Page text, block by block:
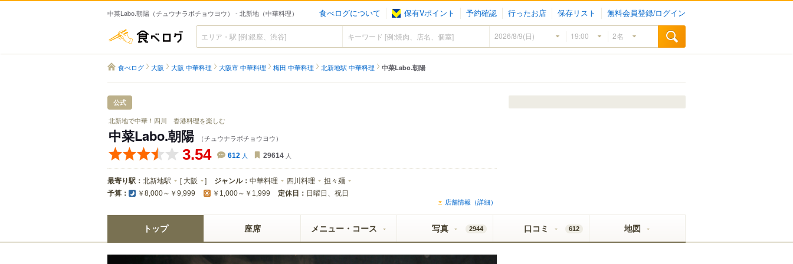
中菜Labo.朝陽（チュウナラボチョウヨウ） - 北新地（中華料理） 食べログについて 保有Vポイント 予約確認 行ったお店 保存リスト 無料会員登録/ログイン
食べログ
食べログ 大阪 大阪 中華料理 大阪市 中華料理 梅田 中華料理 北新地駅 中華料理 中菜Labo.朝陽
公式
北新地で中華！四川 香港料理を楽しむ
中菜Labo.朝陽 （チュウナラボチョウヨウ）
3.54 612 人 29614 人
最寄り駅： 北新地駅 [ 大阪 ] ジャンル： 中華料理 四川料理 担々麺
予算： ￥8,000～￥9,999 ￥1,000～￥1,999 定休日： 日曜日、祝日
店舗情報（詳細）
トップ 座席 メニュー・コース 写真 2944 口コミ 612 地図